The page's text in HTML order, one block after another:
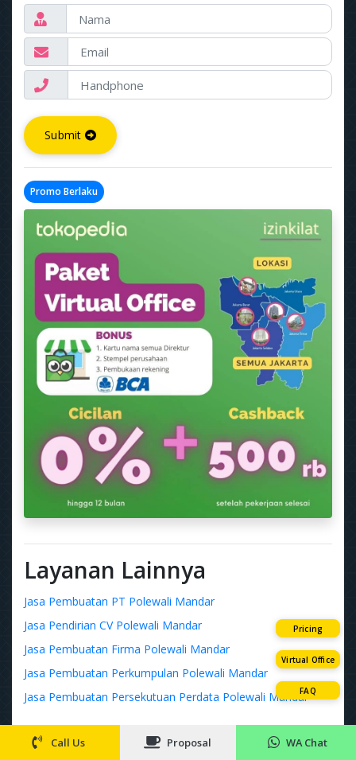
Submit
Promo Berlaku
Layanan Lainnya
Jasa Pembuatan PT Polewali Mandar
Jasa Pendirian CV Polewali Mandar
Jasa Pembuatan Firma Polewali Mandar
Jasa Pembuatan Perkumpulan Polewali Mandar
Jasa Pembuatan Persekutuan Perdata Polewali Mandar
Layanan Terbaru
Pricing
Virtual Office
FAQ
Call Us Proposal WA Chat